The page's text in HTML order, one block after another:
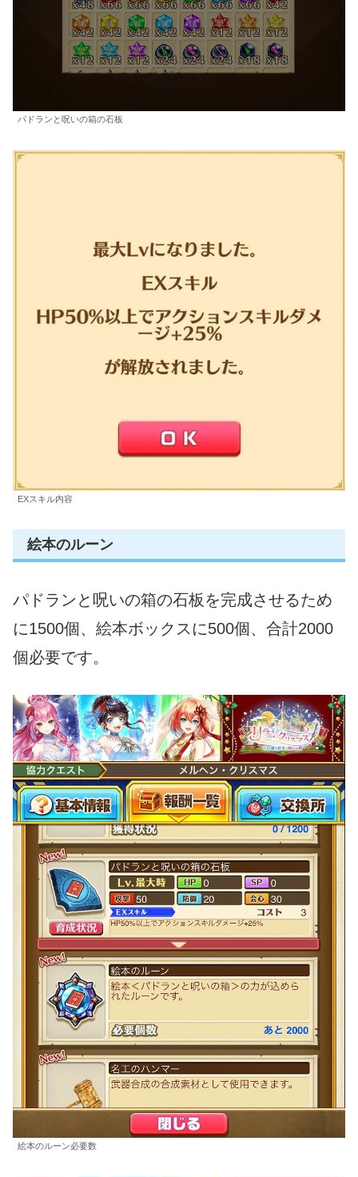
パドランと呪いの箱の石板
EXスキル内容
絵本のルーン
パドランと呪いの箱の石板を完成させるため
に1500個、絵本ボックスに500個、合計2000
個必要です。
絵本のルーン必要数